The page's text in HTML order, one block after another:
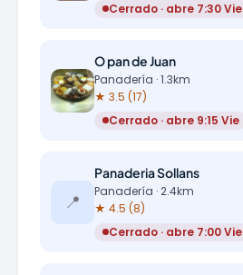
Cerrado · abre 7:30 Vie
O pan de Juan
Panadería · 1.3km
★ 3.5 (17)
Cerrado · abre 9:15 Vie
📍
Panaderia Sollans
Panadería · 2.4km
★ 4.5 (8)
Cerrado · abre 7:00 Vie